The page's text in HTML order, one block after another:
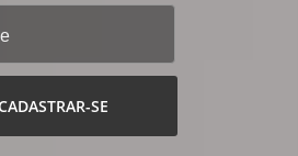
SE